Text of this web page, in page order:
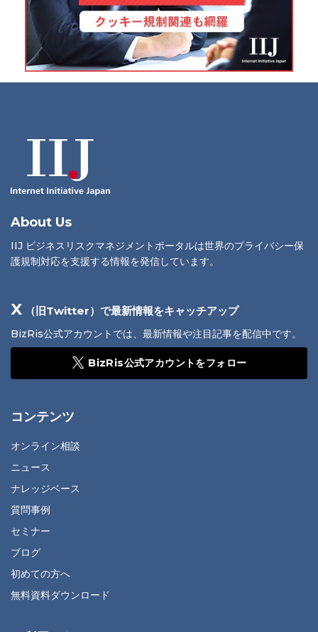
About Us
IIJ ビジネスリスクマネジメントポータルは世界のプライバシー保
護規制対応を支援する情報を発信しています。
X （旧Twitter）で最新情報をキャッチアップ
BizRis公式アカウントでは、最新情報や注目記事を配信中です。
BizRis公式アカウントをフォロー
コンテンツ
オンライン相談
ニュース
ナレッジベース
質問事例
セミナー
ブログ
初めての方へ
無料資料ダウンロード